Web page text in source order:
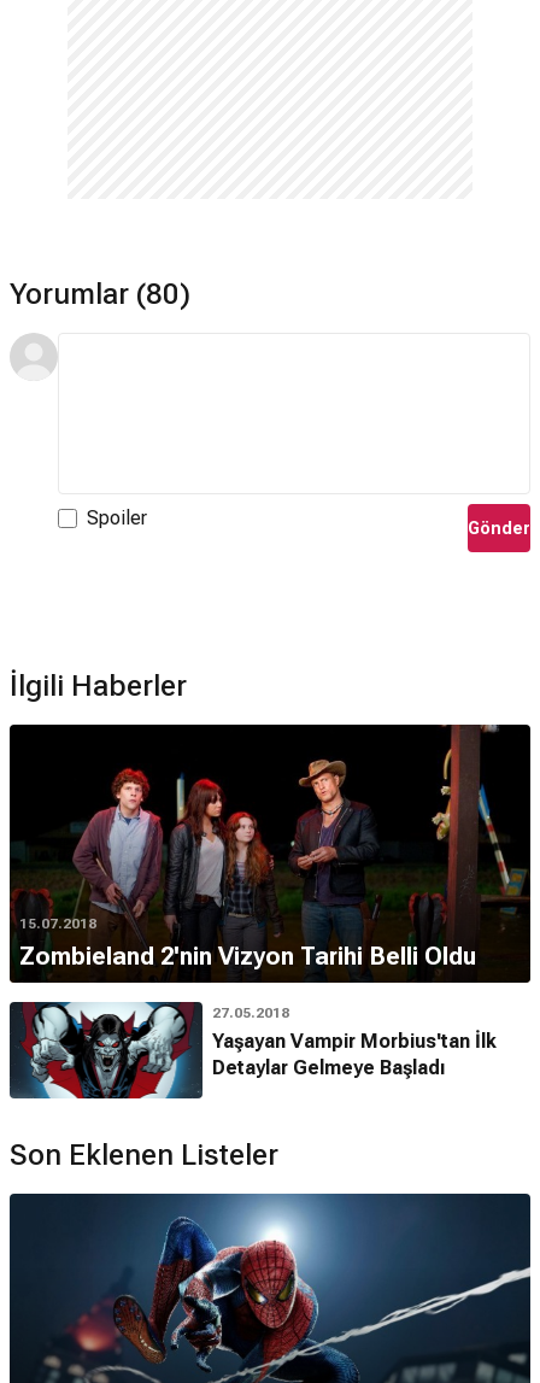
Yorumlar (80)
Spoiler Gönder
İlgili Haberler
15.07.2018
Zombieland 2'nin Vizyon Tarihi Belli Oldu
27.05.2018
Yaşayan Vampir Morbius'tan İlk
Detaylar Gelmeye Başladı
Son Eklenen Listeler